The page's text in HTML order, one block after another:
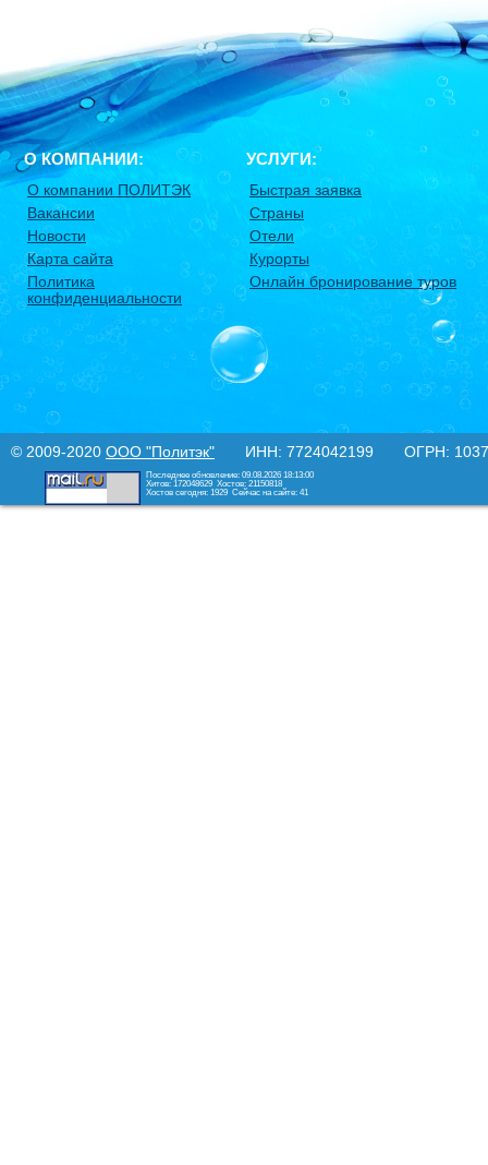
О КОМПАНИИ:
О компании ПОЛИТЭК
Вакансии
Новости
Карта сайта
Политика
конфиденциальности
УСЛУГИ:
Быстрая заявка
Страны
Отели
Курорты
Онлайн бронирование туров
© 2009-2020 ООО "Политэк" ИНН: 7724042199 ОГРН:
Последнее обновление: 09.08.2026 18:13:00
Хитов: 172048629 Хостов: 21150818
Хостов сегодня: 1929 Сейчас на сайте: 41